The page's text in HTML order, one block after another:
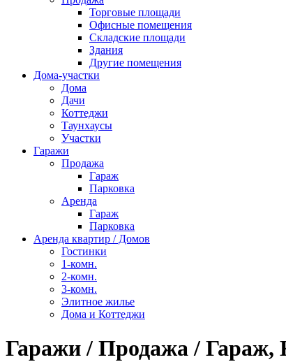
Торговые площади
Офисные помещения
Складские площади
Здания
Другие помещения
Дома-участки
Дома
Дачи
Коттеджи
Таунхаусы
Участки
Гаражи
Продажа
Гараж
Парковка
Аренда
Гараж
Парковка
Аренда квартир / Домов
Гостинки
1-комн.
2-комн.
3-комн.
Элитное жилье
Дома и Коттеджи
Гаражи / Продажа / Гараж,